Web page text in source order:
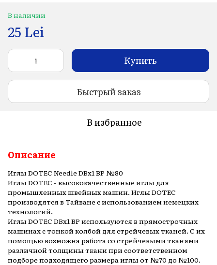
В наличии
25 Lei
Купить
Быстрый заказ
В избранное
Описание
Иглы DOTEC Needle DBx1 BP №80
Иглы DOTEC - высококачественные иглы для
промышленных швейных машин. Иглы DOTEC
производятся в Тайване с использованием немецких
технологий.
Иглы DOTEC DBx1 BP используются в прямострочных
машинах с тонкой колбой для стрейчевых тканей. С их
помощью возможна работа со стрейчевыми тканями
различной толщины ткани при соответственном
подборе подходящего размера иглы от №70 до №100.